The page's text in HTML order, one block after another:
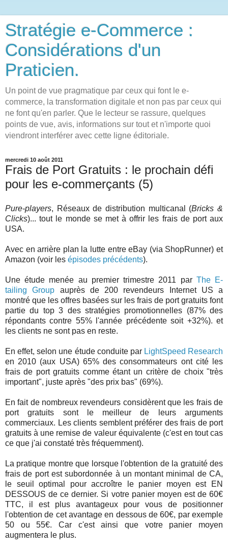
Stratégie e-Commerce :
Considérations d'un
Praticien.
Un point de vue pragmatique par ceux qui font le e-
commerce, la transformation digitale et non pas par ceux qui
ne font qu'en parler. Que le lecteur se rassure, quelques
points de vue, avis, informations sur tout et n'importe quoi
viendront interférer avec cette ligne éditoriale.
mercredi 10 août 2011
Frais de Port Gratuits : le prochain défi
pour les e-commerçants (5)
Pure-players, Réseaux de distribution multicanal (Bricks &
Clicks)... tout le monde se met à offrir les frais de port aux
USA.
Avec en arrière plan la lutte entre eBay (via ShopRunner) et
Amazon (voir les épisodes précédents).
Une étude menée au premier trimestre 2011 par The E-
tailing Group auprès de 200 revendeurs Internet US a
montré que les offres basées sur les frais de port gratuits font
partie du top 3 des stratégies promotionnelles (87% des
répondants contre 55% l'année précédente soit +32%). et
les clients ne sont pas en reste.
En effet, selon une étude conduite par LightSpeed Research
en 2010 (aux USA) 65% des consommateurs ont cité les
frais de port gratuits comme étant un critère de choix "très
important", juste après "des prix bas" (69%).
En fait de nombreux revendeurs considèrent que les frais de
port gratuits sont le meilleur de leurs arguments
commerciaux. Les clients semblent préférer des frais de port
gratuits à une remise de valeur équivalente (c'est en tout cas
ce que j'ai constaté très fréquemment).
La pratique montre que lorsque l'obtention de la gratuité des
frais de port est subordonnée à un montant minimal de CA,
le seuil optimal pour accroître le panier moyen est EN
DESSOUS de ce dernier. Si votre panier moyen est de 60€
TTC, il est plus avantageux pour vous de positionner
l'obtention de cet avantage en dessous de 60€, par exemple
50 ou 55€. Car c'est ainsi que votre panier moyen
augmentera le plus.